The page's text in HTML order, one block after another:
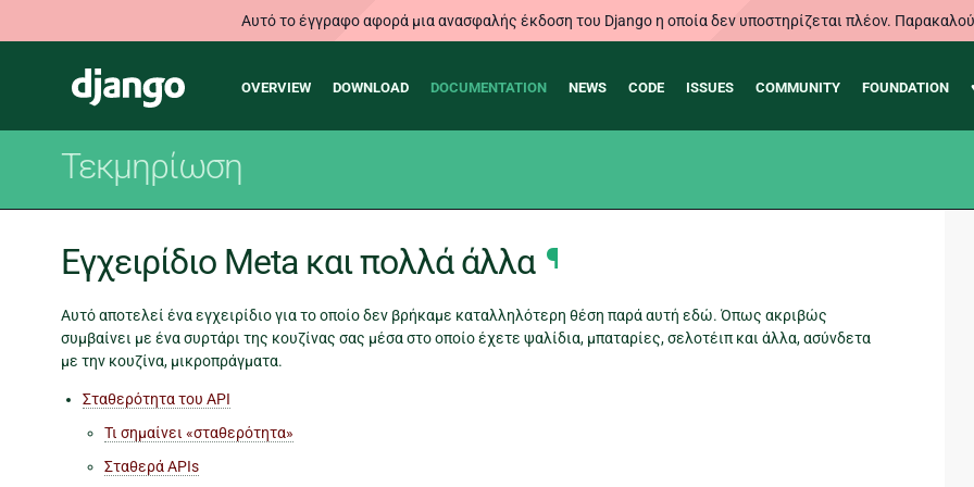
Αυτό το έγγραφο αφορά μια ανασφαλής έκδοση του Django η οποία δεν υποστηρίζεται πλέον.
Django
Main
OVERVIEW DOWNLOAD DOCUMENTATION NEWS CODE ISSUES COMMUNITY FOUNDATION
Τεκμηρίωση
Εγχειρίδιο Meta και πολλά άλλα ¶
Αυτό αποτελεί ένα εγχειρίδιο για το οποίο δεν βρήκαμε καταλληλότερη θέση παρά αυτή εδώ. Όπως ακριβώς
συμβαίνει με ένα συρτάρι της κουζίνας σας μέσα στο οποίο έχετε ψαλίδια, μπαταρίες, σελοτέιπ και άλλα, ασύνδετα
με την κουζίνα, μικροπράγματα.
Σταθερότητα του API
Τι σημαίνει «σταθερότητα»
Σταθερά APIs